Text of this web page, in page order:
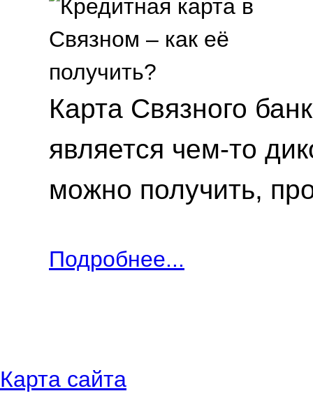
Карта Связного
является чем-то
можно получить,
Подробнее...
Карта сайта